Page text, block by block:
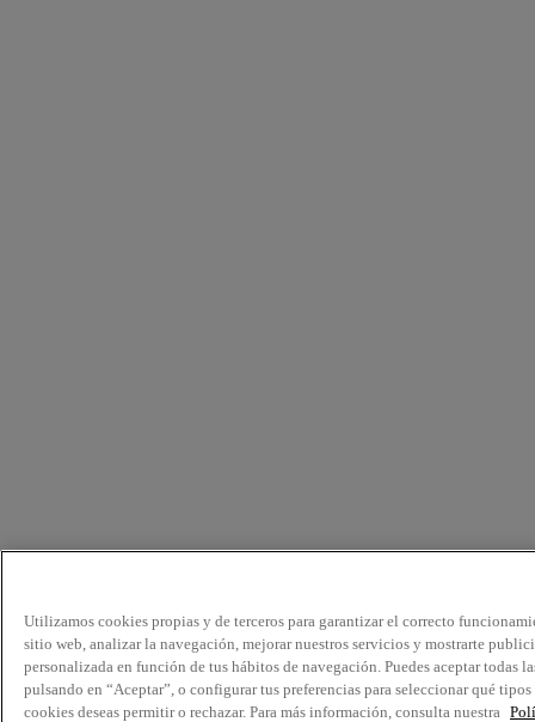
Utilizamos cookies propias y de terceros para garantizar el correcto
sitio web, analizar la navegación, mejorar nuestros servicios y mostrarte
personalizada en función de tus hábitos de navegación. Puedes aceptar todas
pulsando en “Aceptar”, o configurar tus preferencias para seleccionar qué tipos
cookies deseas permitir o rechazar. Para más información, consulta nuestra